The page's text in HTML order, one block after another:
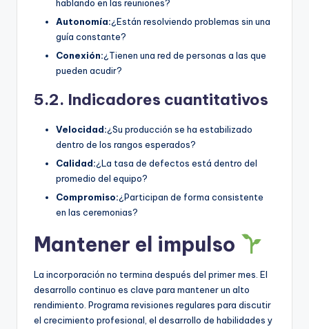
hablando en las reuniones?
Autonomía:¿Están resolviendo problemas sin una
guía constante?
Conexión:¿Tienen una red de personas a las que
pueden acudir?
5.2. Indicadores cuantitativos
Velocidad:¿Su producción se ha estabilizado
dentro de los rangos esperados?
Calidad:¿La tasa de defectos está dentro del
promedio del equipo?
Compromiso:¿Participan de forma consistente
en las ceremonias?
Mantener el impulso
La incorporación no termina después del primer mes. El
desarrollo continuo es clave para mantener un alto
rendimiento. Programa revisiones regulares para discutir
el crecimiento profesional, el desarrollo de habilidades y